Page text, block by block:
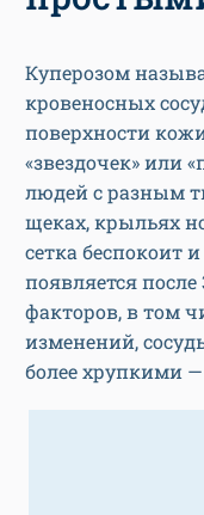
Куперозом
кровеносных
поверхности
«звездочек» или
людей с разным
щеках, крыльях
сетка
появляется
факторов, в том
изменений,
более хрупкими